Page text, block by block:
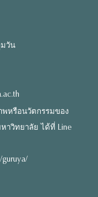
วัน
หรือนวัตกรรมของ
าวิทยาลัย ได้ที่ Line
guruya/